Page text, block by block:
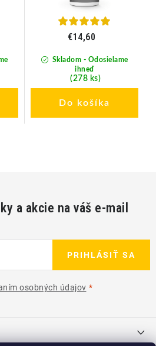
Skladom - Odosielame
ihneď
(278 ks)
€14,60
Do košíka
a akcie na váš e-mail
osobných údajov
PRIHLÁSIŤ SA